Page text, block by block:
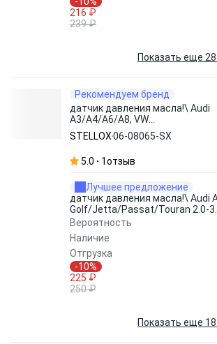
216 ₽
239 ₽
Показать еще
Рекомендуем бренд
датчик давления масла!\ Audi
A3/A4/A6/A8, VW
Golf/Jetta/Passat/Touran 2.0-
08065-SX STELLOX
STELLOX06-08065-SX
5.0 1отзыв
Лучшее предложение
датчик давления масла!\ Audi
Golf/Jetta/Passat/Touran 2.0-
Вероятность
Наличие
Отгрузка
-10%
225 ₽
250 ₽
Показать еще